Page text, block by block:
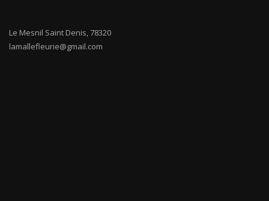
Le Mesnil Saint Denis,78320
lamallefleurie@gmail.com